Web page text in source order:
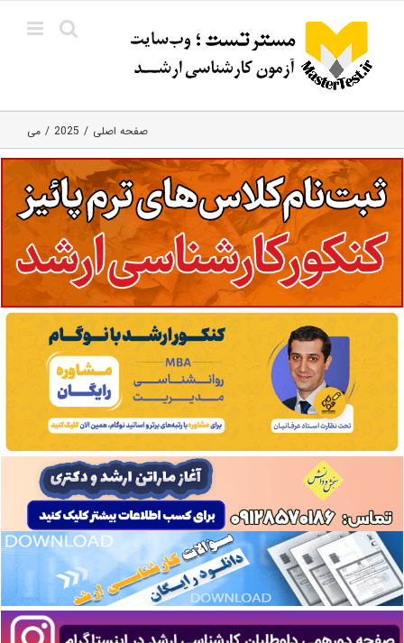
content
صفحه اصلی 2025 می